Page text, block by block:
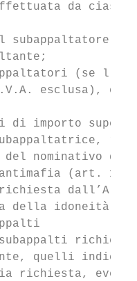
da
subappaltatore
(se
esclusa), ex
di importo
nominativo
(art. 10
della idoneità
quelli
richiesta,